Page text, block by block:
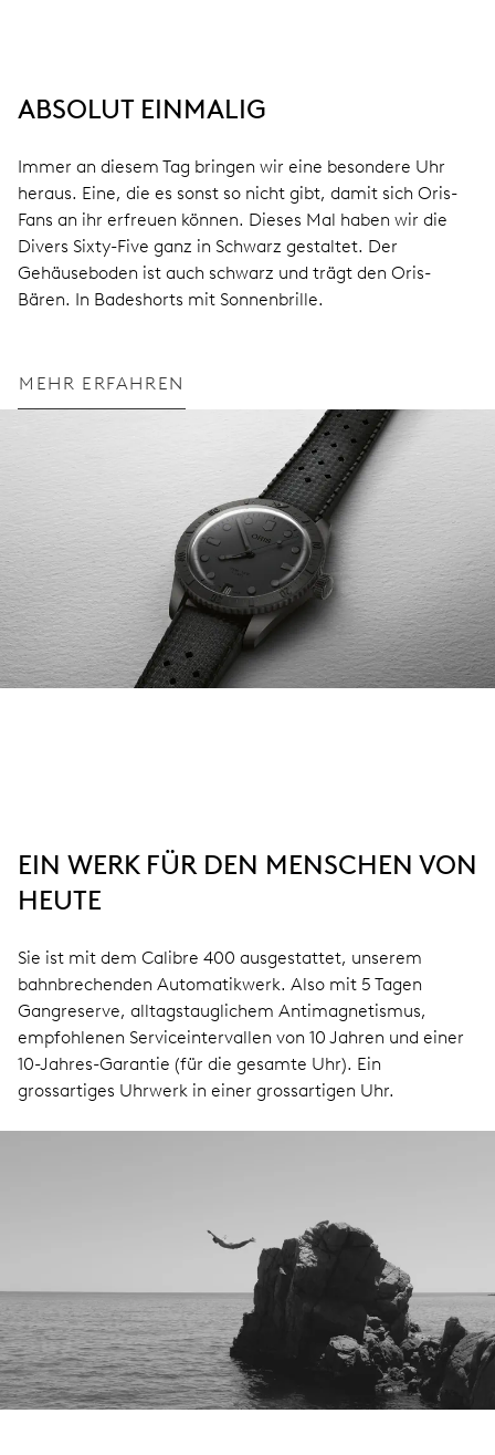
ABSOLUT EINMALIG
Immer an diesem Tag bringen wir eine besondere Uhr
heraus. Eine, die es sonst so nicht gibt, damit sich Oris-
Fans an ihr erfreuen können. Dieses Mal haben wir die
Divers Sixty-Five ganz in Schwarz gestaltet. Der
Gehäuseboden ist auch schwarz und trägt den Oris-
Bären. In Badeshorts mit Sonnenbrille.
MEHR ERFAHREN
EIN WERK FÜR DEN MENSCHEN VON
HEUTE
Sie ist mit dem Calibre 400 ausgestattet, unserem
bahnbrechenden Automatikwerk. Also mit 5 Tagen
Gangreserve, alltagstauglichem Antimagnetismus,
empfohlenen Serviceintervallen von 10 Jahren und einer
10-Jahres-Garantie (für die gesamte Uhr). Ein
grossartiges Uhrwerk in einer grossartigen Uhr.